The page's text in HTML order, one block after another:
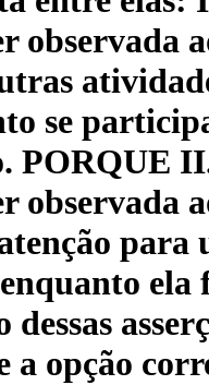
observada
se
PORQUE
observada
para
ela
dessas
a opção